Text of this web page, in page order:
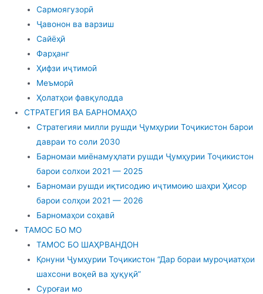
Сармоягузорӣ
Ҷавонон ва варзиш
Сайёҳӣ
Фарҳанг
Ҳифзи иҷтимоӣ
Меъморӣ
Ҳолатҳои фавқулодда
СТРАТЕГИЯ ВА БАРНОМАҲО
Стратегияи милли рушди Ҷумҳурии Тоҷикистон барои
давраи то соли 2030
Барномаи миёнамуҳлати рушди Ҷумҳурии Тоҷикистон
барои солхои 2021 — 2025
Барномаи рушди иқтисодию иҷтимоию шаҳри Ҳисор
барои солҳои 2021 — 2026
Барномаҳои соҳавӣ
ТАМОС БО МО
ТАМОС БО ШАҲРВАНДОН
Қонуни Ҷумҳурии Тоҷикистон “Дар бораи муроҷиатҳои
шахсони воқеӣ ва ҳуқуқӣ”
Суроғаи мо